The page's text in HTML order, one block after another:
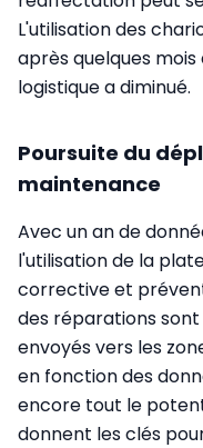
L'utilisation des
après quelques
logistique a diminué.
Poursuite du
maintenance
Avec un an de
l'utilisation de la
corrective et
des réparations
envoyés vers les
en fonction des
encore tout le
donnent les clés